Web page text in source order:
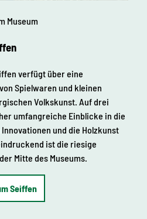
Museum
verfügt über eine
Spielwaren und kleinen
Volkskunst. Auf drei
umfangreiche Einblicke in die
und die Holzkunst
ist die riesige
Mitte des Museums.
Seiffen